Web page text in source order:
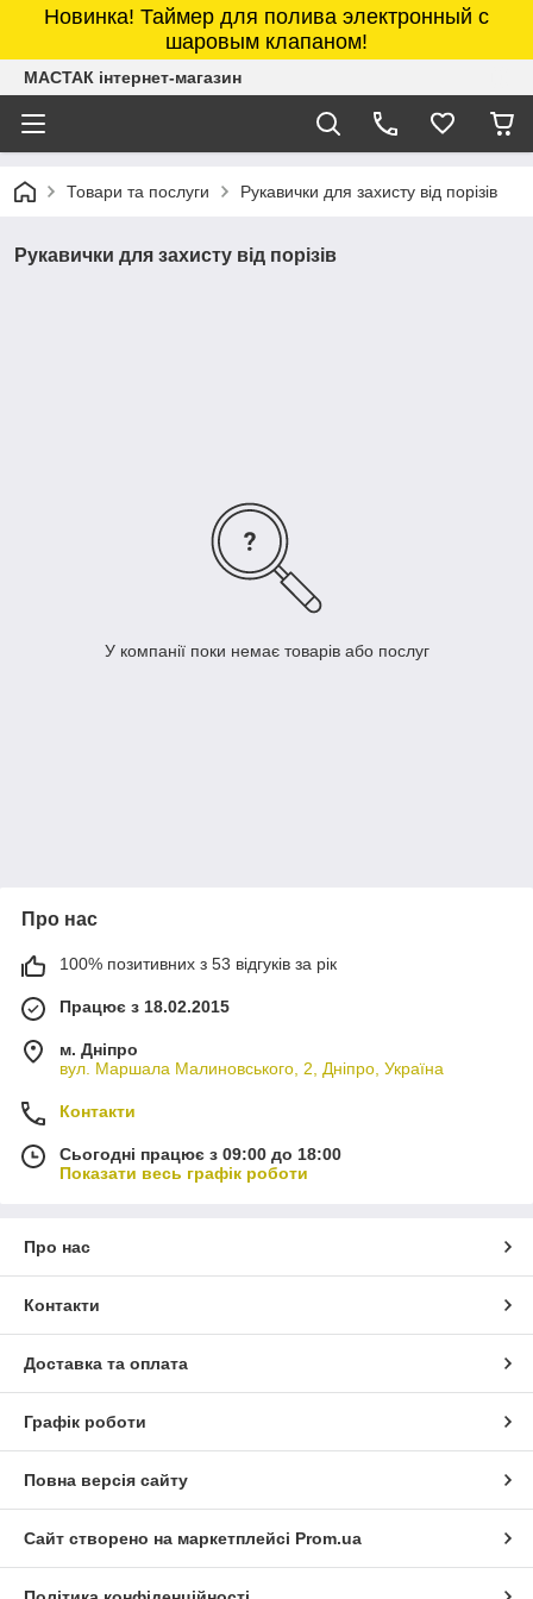
Новинка! Таймер для полива электронный с
шаровым клапаном!
МАСТАК інтернет-магазин
Товари та послуги Рукавички для захисту від порізів
Рукавички для захисту від порізів
У компанії поки немає товарів або послуг
Про нас
100% позитивних з 53 відгуків за рік
Працює з 18.02.2015
м. Дніпро
вул. Маршала Малиновського, 2, Дніпро, Україна
Контакти
Сьогодні працює з 09:00 до 18:00
Показати весь графік роботи
Про нас
Контакти
Доставка та оплата
Графік роботи
Повна версія сайту
Сайт створено на маркетплейсі Prom.ua